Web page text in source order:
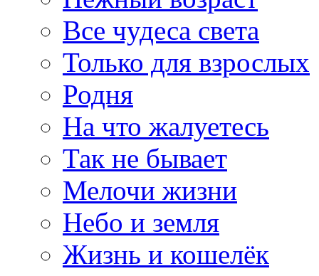
Все чудеса света
Только для взрослых
Родня
На что жалуетесь
Так не бывает
Мелочи жизни
Небо и земля
Жизнь и кошелёк